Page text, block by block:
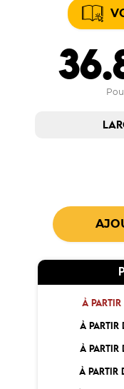
À PARTIR
À PARTIR
À PARTIR
À PARTIR